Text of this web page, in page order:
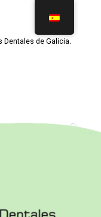
Dentales de Galicia.